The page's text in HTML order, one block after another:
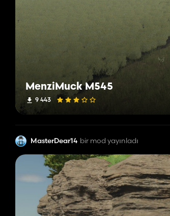
MenziMuck M545
9 443
MasterDear14 bir mod yayınladı